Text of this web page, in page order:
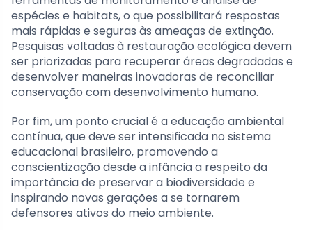
espécies e habitats, o que possibilitará respostas
mais rápidas e seguras às ameaças de extinção.
Pesquisas voltadas à restauração ecológica devem
ser priorizadas para recuperar áreas degradadas e
desenvolver maneiras inovadoras de reconciliar
conservação com desenvolvimento humano.
Por fim, um ponto crucial é a educação ambiental
contínua, que deve ser intensificada no sistema
educacional brasileiro, promovendo a
conscientização desde a infância a respeito da
importância de preservar a biodiversidade e
inspirando novas gerações a se tornarem
defensores ativos do meio ambiente.